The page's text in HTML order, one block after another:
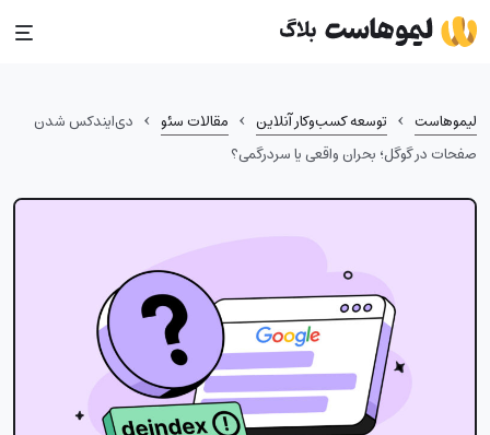
Skip
to
لیموهاست › توسعه کسب‌وکار آنلاین › مقالات سئو › دی‌ایندکس شدن
صفحات در گوگل؛ بحران واقعی یا سردرگمی؟